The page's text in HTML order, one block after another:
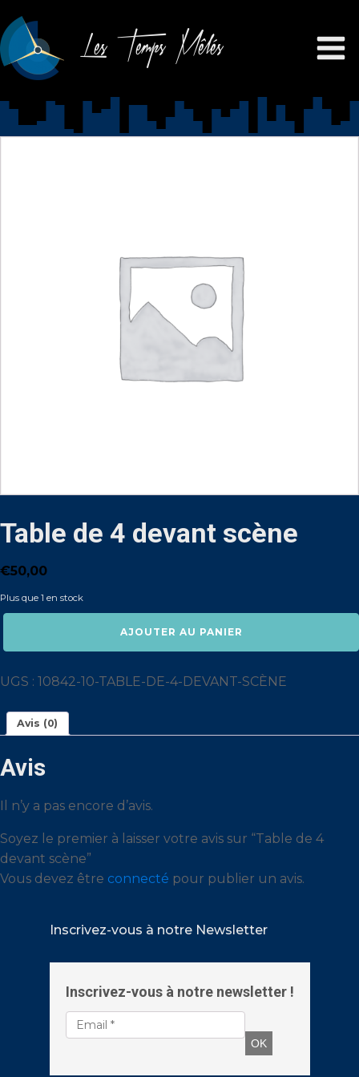
Les Temps Mêlés
Table de 4 devant scène
€50,00
Plus que 1 en stock
Table
devant
AJOUTER AU PANIER
UGS : 10842-10-TABLE-DE-4-DEVANT-SCÈNE
Avis (0)
Avis
Il n’y a pas encore d’avis.
Soyez le premier à laisser votre avis sur “Table de 4
devant scène”
Vous devez être connecté pour publier un avis.
Inscrivez-vous à notre Newsletter
Inscrivez-vous à notre newsletter !